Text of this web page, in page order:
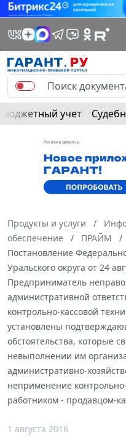
Бюджетный учет
Продукты и услуги
обеспечение
ПРАЙМ
Постановление
Уральского округа от 24
Предприниматель
административной
контрольно-кассовой
установлены
обстоятельства, которые
невыполнении им
административно-
неприменение
работником - продавцом-
1 августа 2016